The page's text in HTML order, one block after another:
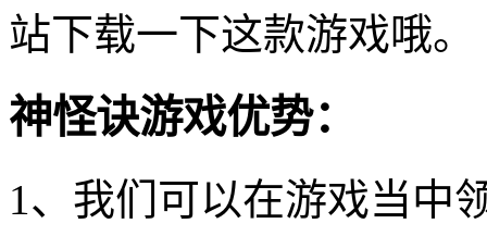
站下载一下这款游戏哦。
神怪诀游戏优势：
1、我们可以在游戏当中